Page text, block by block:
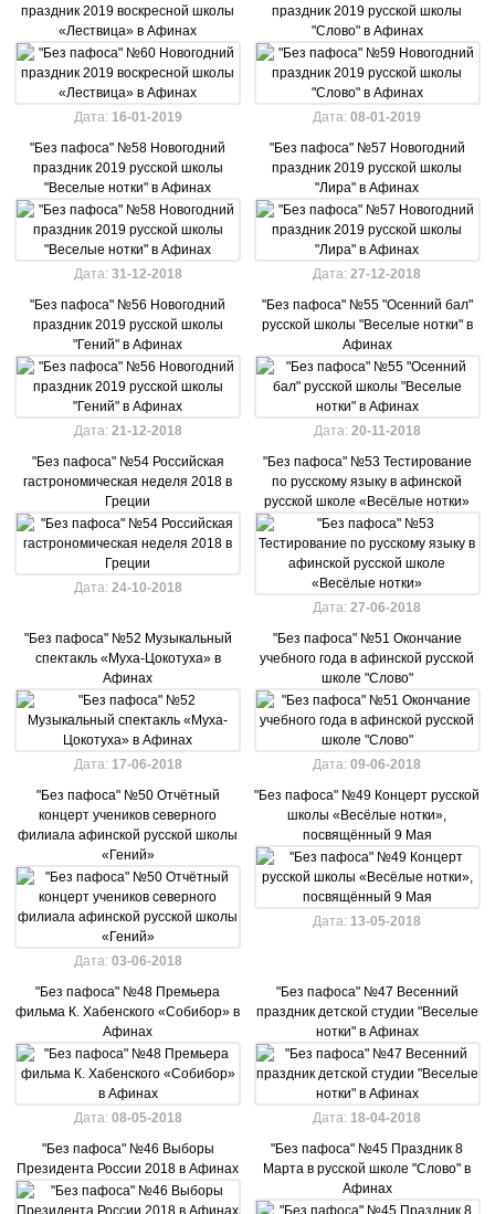
праздник 2019 воскресной школы
«Лествица» в Афинах
Дата: 16-01-2019
праздник 2019 русской школы
"Слово" в Афинах
Дата:08-01-2019
"Без пафоса" №58 Новогодний
праздник 2019 русской школы
"Веселые нотки" в Афинах
Дата: 31-12-2018
"Без пафоса" №57 Новогодний
праздник 2019 русской школы
"Лира" в Афинах
Дата:27-12-2018
"Без пафоса" №56 Новогодний
праздник 2019 русской школы
"Гений" в Афинах
Дата: 21-12-2018
"Без пафоса" №55 "Осенний бал"
русской школы "Веселые нотки" в
Афинах
Дата: 20-11-2018
"Без пафоса" №54 Российская
гастрономическая неделя 2018 в
Греции
Дата: 24-10-2018
"Без пафоса" №53 Тестирование
по русскому языку в афинской
русской школе «Весёлые нотки»
Дата:27-06-2018
"Без пафоса" №52 Музыкальный
спектакль «Муха-Цокотуха» в
Афинах
Дата: 17-06-2018
"Без пафоса" №51 Окончание
учебного года в афинской русской
школе "Слово"
Дата:09-06-2018
"Без пафоса" №50 Отчётный
концерт учеников северного
филиала афинской русской школы
«Гений»
Дата: 03-06-2018
"Без пафоса" №49 Концерт русской
школы «Весёлые нотки»,
посвящённый 9 Мая
Дата: 13-05-2018
"Без пафоса" №48 Премьера
фильма К. Хабенского «Собибор» в
Афинах
Дата: 08-05-2018
"Без пафоса" №47 Весенний
праздник детской студии "Веселые
нотки" в Афинах
Дата: 18-04-2018
"Без пафоса" №46 Выборы
Президента России 2018 в Афинах
"Без пафоса" №45 Праздник 8
Марта в русской школе "Слово" в
Афинах